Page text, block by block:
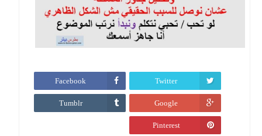
Twitter
Facebook
Google
Tumblr
Pinterest